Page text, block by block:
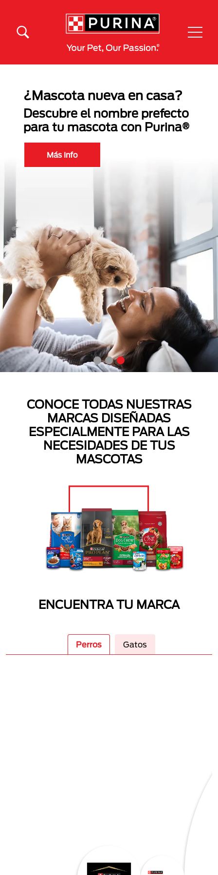
¿Mascota nueva en casa?
Descubre el nombre prefecto
para tu mascota con Purina®
Más Info
CONOCE TODAS NUESTRAS
MARCAS DISEÑADAS
ESPECIALMENTE PARA LAS
NECESIDADES DE TUS
MASCOTAS
ENCUENTRA TU MARCA
Perros Gatos